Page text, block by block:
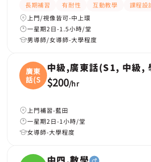
長期補習 有耐性 互動教學 課程設
上門/視像皆可-中上環
一星期2日-1.5小時/堂
男導師/女導師-大學程度
廣東
話(S
中級,廣東話(S1, 中級,
$200/hr
上門補習-藍田
一星期2日-1小時/堂
女導師-大學程度